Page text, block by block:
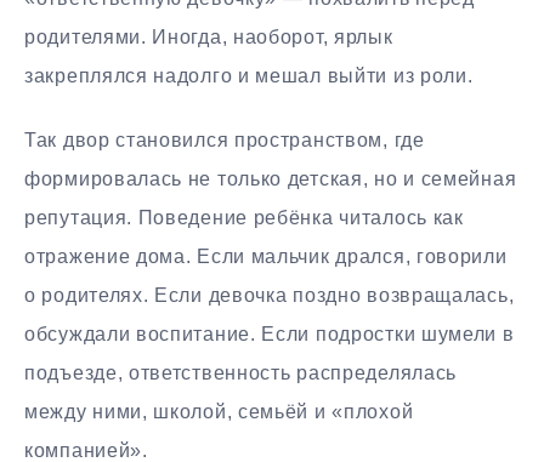
родителями. Иногда, наоборот, ярлык
закреплялся надолго и мешал выйти из роли.
Так двор становился пространством, где
формировалась не только детская, но и семейная
репутация. Поведение ребёнка читалось как
отражение дома. Если мальчик дрался, говорили
о родителях. Если девочка поздно возвращалась,
обсуждали воспитание. Если подростки шумели в
подъезде, ответственность распределялась
между ними, школой, семьёй и «плохой
компанией».